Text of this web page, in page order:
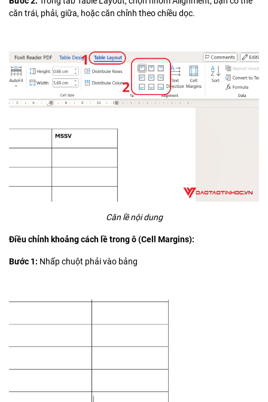
căn trái, phải, giữa, hoặc căn chỉnh theo chiều dọc.
Căn lề nội dung
Điều chỉnh khoảng cách lề trong ô (Cell Margins):
Bước 1: Nhấp chuột phải vào bảng